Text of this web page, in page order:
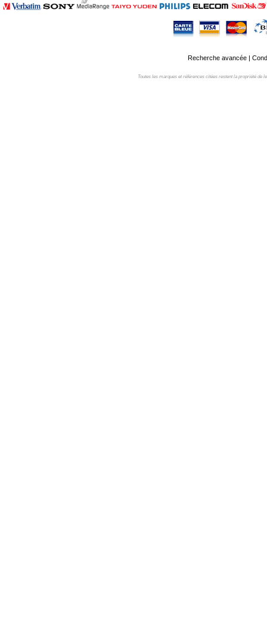
Recherche avancée|
Toutes les marques et références citées restent la propriété de